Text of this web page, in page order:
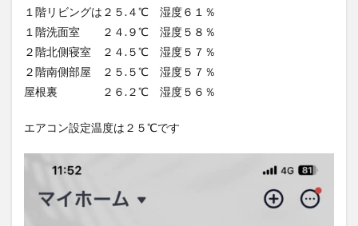
１階リビングは２５.４℃ 湿度６１％
１階洗面室 ２４.９℃ 湿度５８％
２階北側寝室 ２４.５℃ 湿度５７％
２階南側部屋 ２５.５℃ 湿度５７％
屋根裏 ２６.２℃ 湿度５６％
エアコン設定温度は２５℃です